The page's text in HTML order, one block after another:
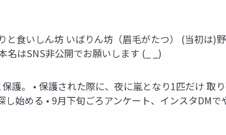
食いしん坊 いばりん坊（眉毛がたつ） (当初は)
名はSNS非公開でお願いします (_ _)
護。 • 保護された際に、夜に嵐となり1匹だけ 取
始める • 9月下旬ごろアンケート、インスタDMで